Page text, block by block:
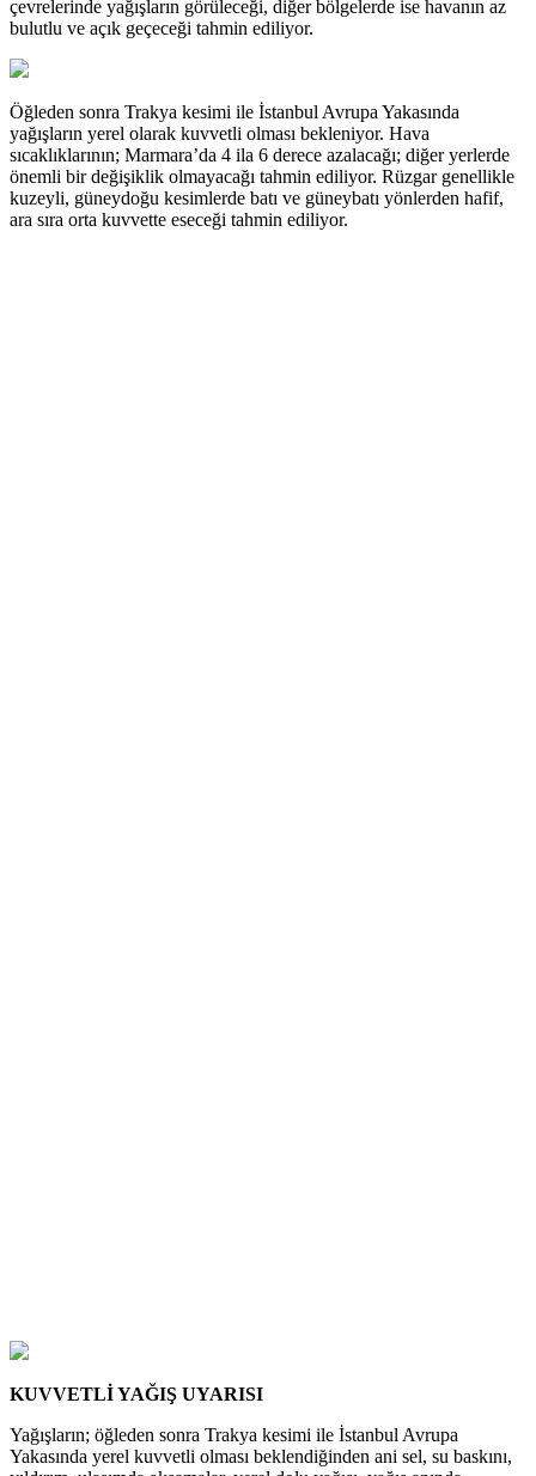
çevrelerinde yağışların görüleceği, diğer bölgelerde ise havanın az
bulutlu ve açık geçeceği tahmin ediliyor.
Öğleden sonra Trakya kesimi ile İstanbul Avrupa Yakasında
yağışların yerel olarak kuvvetli olması bekleniyor. Hava
sıcaklıklarının; Marmara’da 4 ila 6 derece azalacağı; diğer yerlerde
önemli bir değişiklik olmayacağı tahmin ediliyor. Rüzgar genellikle
kuzeyli, güneydoğu kesimlerde batı ve güneybatı yönlerden hafif,
ara sıra orta kuvvette eseceği tahmin ediliyor.
KUVVETLİ YAĞIŞ UYARISI
Yağışların; öğleden sonra Trakya kesimi ile İstanbul Avrupa
Yakasında yerel kuvvetli olması beklendiğinden ani sel, su baskını,